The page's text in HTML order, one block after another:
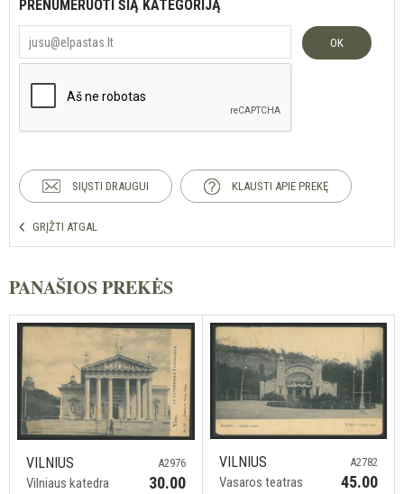
PRENUMERUOTI ŠIĄ KATEGORIJĄ
OK
SIŲSTI DRAUGUI KLAUSTI APIE PREKĘ
GRĮŽTI ATGAL
PANAŠIOS PREKĖS
VILNIUS
Vilniaus katedra
A2976
30.00
VILNIUS
Vasaros teatras
A2782
45.00